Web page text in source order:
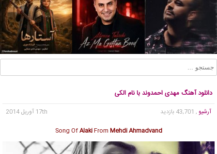
دانلود آهنگ مهدی احمدوند با نام الکی
آرشیو , 43,701 بازدید
17th آوریل 2014
Song OfAlakiFrom Mehdi Ahmadvand